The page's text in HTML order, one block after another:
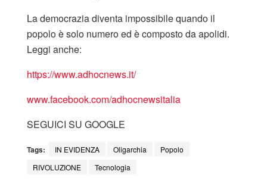
La democrazia diventa impossibile quando il
popolo è solo numero ed è composto da apolidi.
Leggi anche:
https://www.adhocnews.it/
www.facebook.com/adhocnewsitalia
SEGUICI SU GOOGLE
Tags: IN EVIDENZA Oligarchia
Popolo
RIVOLUZIONE
Tecnologia